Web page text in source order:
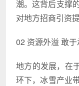
潮。这背后支撑
对地方招商引资
02 资源外溢 敢
地方的发展，在
环下，冰雪产业